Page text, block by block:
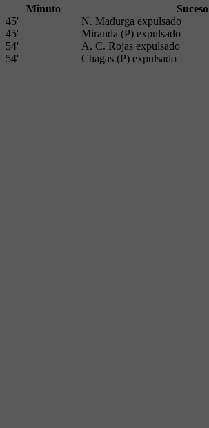
Minuto
Suceso
45'
N. Madurga expulsado
45'
Miranda (P) expulsado
54'
A. C. Rojas expulsado
54'
Chagas (P) expulsado